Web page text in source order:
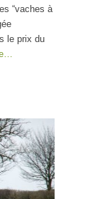
“vaches à
le prix du